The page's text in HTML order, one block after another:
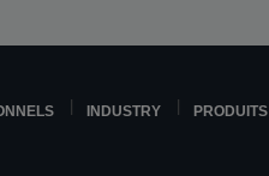
INDUSTRY PRODUITS